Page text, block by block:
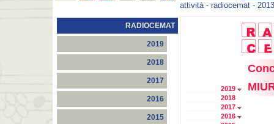
attività- radiocemat - 2013
RADIOCEMAT
2019
2018
2017
2016
2015
2019
2018
2017
2016